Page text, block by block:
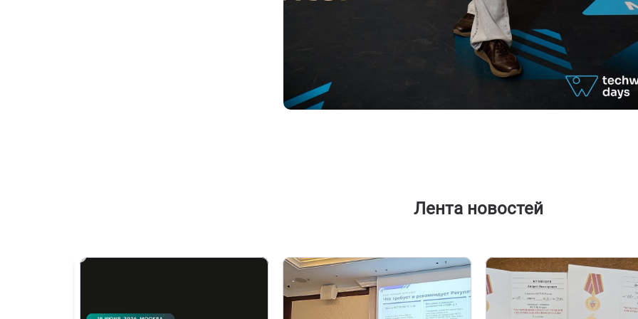
Лента новостей
PREVIOUS